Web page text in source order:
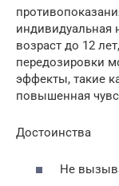
индивидуальная
возраст до 12
передозировки
эффекты, такие
повышенная
Достоинства
Не